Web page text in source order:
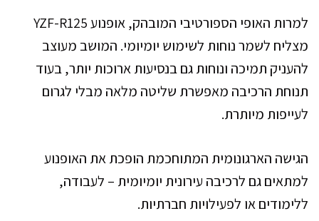
למרות האופי הספורטיבי המובהק, אופנוע YZF-R125
מצליח לשמר נוחות לשימוש יומיומי. המושב מעוצב
להעניק תמיכה ונוחות גם בנסיעות ארוכות יותר, בעוד
תנוחת הרכיבה מאפשרת שליטה מלאה מבלי לגרום
לעייפות מיותרת.
הגישה הארגונומית המתוחכמת הופכת את האופנוע
למתאים גם לרכיבה עירונית יומיומית – לעבודה,
ללימודים או לפעילויות חברתיות.